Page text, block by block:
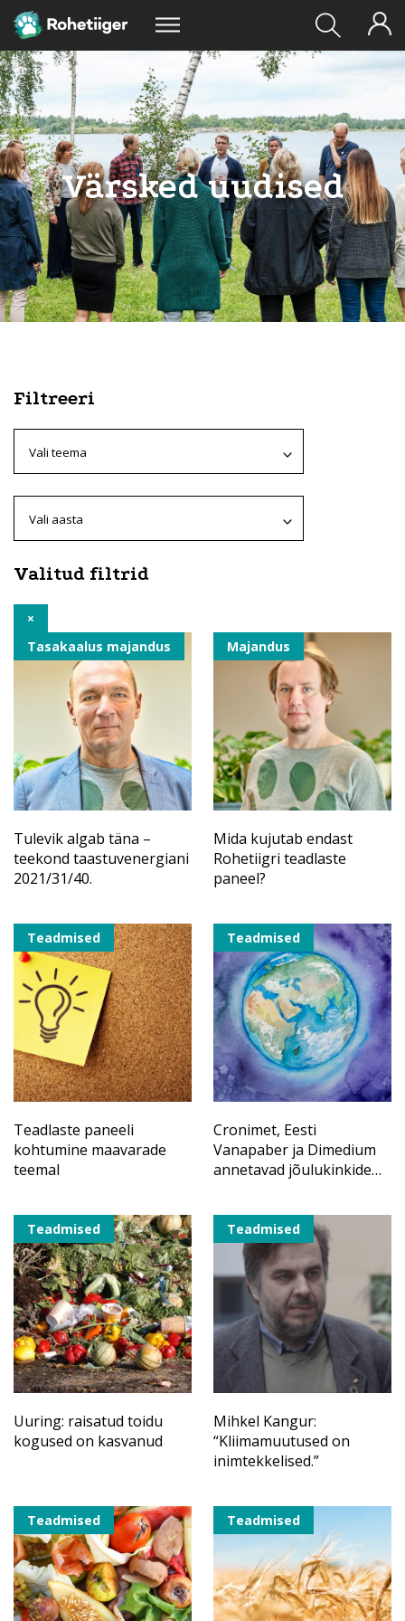
Värsked uudised
Filtreeri
Valitud filtrid
×
Tasakaalus majandus
Tulevik algab täna –
teekond taastuvenergiani
2021/31/40.
Majandus
Mida kujutab endast
Rohetiigri teadlaste
paneel?
Teadmised
Teadlaste paneeli
kohtumine maavarade
teemal
Teadmised
Cronimet, Eesti
Vanapaber ja Dimedium
annetavad jõulukinkide
teadlastele
Teadmised
Uuring: raisatud toidu
kogused on kasvanud
Teadmised
Mihkel Kangur:
“Kliimamuutused on
inimtekkelised.”
Teadmised Teadmised